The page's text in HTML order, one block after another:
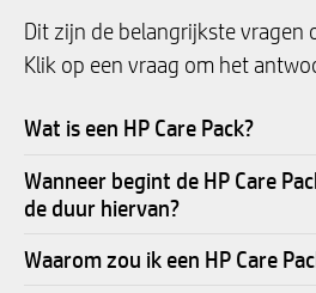
Dit zijn de belangrijkste vragen
Klik op een vraag om het
Wat is een HP Care Pack?
Wanneer begint de HP Care
de duur hiervan?
Waarom zou ik een HP Care